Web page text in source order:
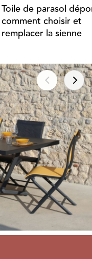
Toile de parasol
comment choisir et
remplacer la sienne